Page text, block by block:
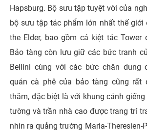
Hapsburg. Bộ sưu tập tuyệt vời của
bộ sưu tập tác phẩm lớn nhất thế giới
the Elder, bao gồm cả kiệt tác Tower
Bảo tàng còn lưu giữ các bức tranh
Bellini cùng với các bức chân dung
quán cà phê của bảo tàng cũng rất
thăm, đặc biệt là với khung cảnh
tường và trần nhà cao được trang trí
nhìn ra quảng trường Maria-Theresien-